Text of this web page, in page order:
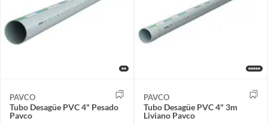
PAVCO
Tubo Desagüe PVC 4" Pesado
Pavco
PAVCO
Tubo Desagüe PVC 4" 3m
Liviano Pavco